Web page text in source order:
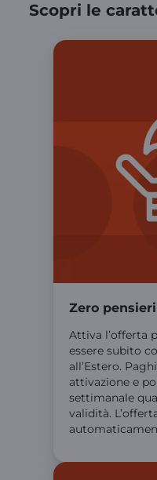
Scopri le
Zero pensieri
Attiva l’offerta
essere subito
all’Estero.
attivazione e
settimanale
validità.